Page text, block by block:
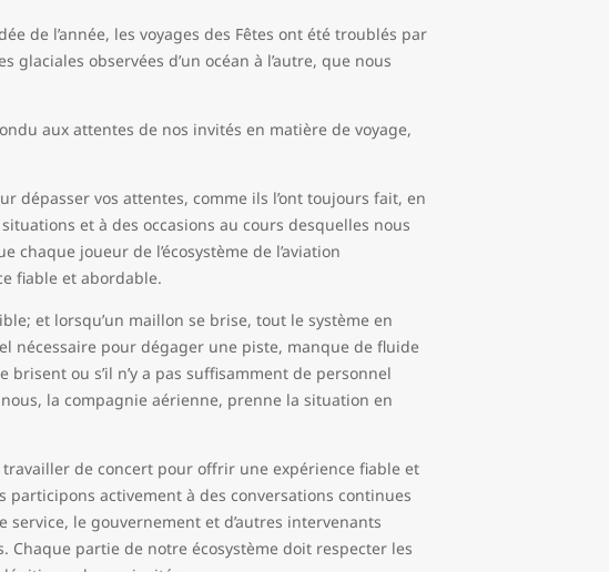
de l’année, les voyages des Fêtes ont été troublés par
observées d’un océan à l’autre, que nous
aux attentes de nos invités en matière de voyage,
dépasser vos attentes, comme ils l’ont toujours fait, en
et à des occasions au cours desquelles nous
joueur de l’écosystème de l’aviation
fiable et abordable.
et lorsqu’un maillon se brise, tout le système en
nécessaire pour dégager une piste, manque de fluide
ou s’il n’y a pas suffisamment de personnel
la compagnie aérienne, prenne la situation en
travailler de concert pour offrir une expérience fiable et
activement à des conversations continues
le gouvernement et d’autres intervenants
Chaque partie de notre écosystème doit respecter les